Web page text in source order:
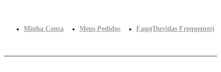
Minha Conta Meus Pedidos Faqs(Duvidas Frequentes)